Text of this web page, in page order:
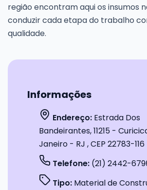
região encontram aqui os insumos
conduzir cada etapa do trabalho
qualidade.
Informações
Endereço: Estrada Dos
Bandeirantes, 11215 -
Janeiro - RJ , CEP 22783-116
Telefone: (21) 2442-
Tipo: Material de